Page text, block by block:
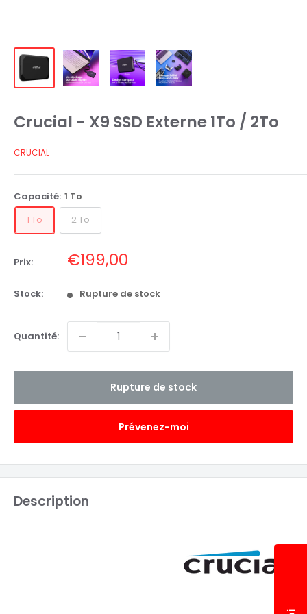
Crucial - X9 SSD Externe 1To / 2To
CRUCIAL
Capacité: 1 To
1 To
2 To
Prix: Prix
réduit
€199,00
Stock: Rupture de stock
Quantité:
Rupture de stock
Prévenez-moi
Description